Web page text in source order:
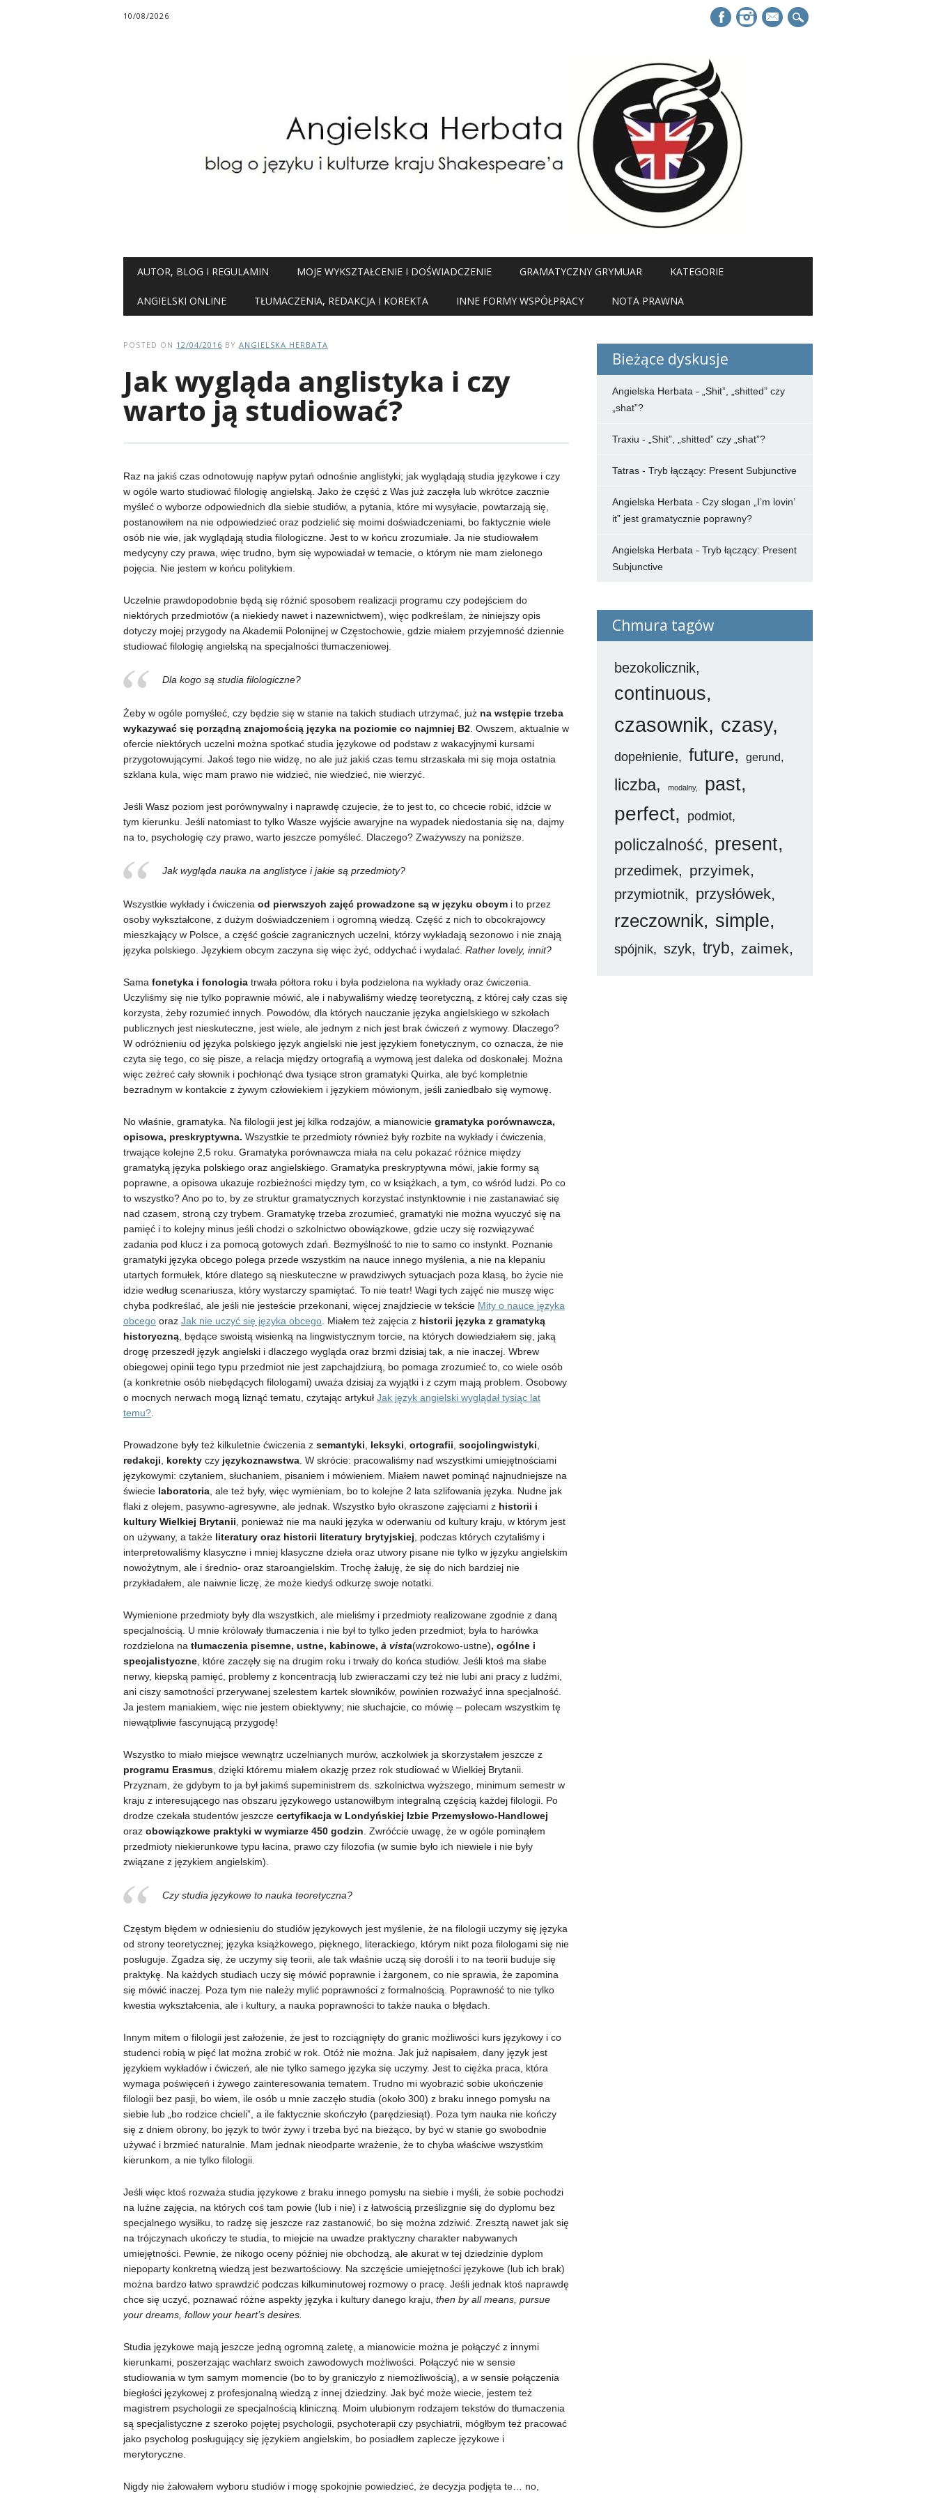
10/08/2026
mail
Main menu
AUTOR, BLOG I REGULAMIN MOJE WYKSZTAŁCENIE I DOŚWIADCZENIE GRAMATYCZNY GRYMUAR KATEGORIE
ANGIELSKI ONLINE TŁUMACZENIA, REDAKCJA I KOREKTA INNE FORMY WSPÓŁPRACY NOTA PRAWNA
POSTED ON 12/04/2016 BY ANGIELSKA HERBATA
Jak wygląda anglistyka i czy
warto ją studiować?
Raz na jakiś czas odnotowuję napływ pytań odnośnie anglistyki; jak wyglądają studia językowe i czy
w ogóle warto studiować filologię angielską. Jako że część z Was już zaczęła lub wkrótce zacznie
myśleć o wyborze odpowiednich dla siebie studiów, a pytania, które mi wysyłacie, powtarzają się,
postanowiłem na nie odpowiedzieć oraz podzielić się moimi doświadczeniami, bo faktycznie wiele
osób nie wie, jak wyglądają studia filologiczne. Jest to w końcu zrozumiałe. Ja nie studiowałem
medycyny czy prawa, więc trudno, bym się wypowiadał w temacie, o którym nie mam zielonego
pojęcia. Nie jestem w końcu politykiem.
Uczelnie prawdopodobnie będą się różnić sposobem realizacji programu czy podejściem do
niektórych przedmiotów (a niekiedy nawet i nazewnictwem), więc podkreślam, że niniejszy opis
dotyczy mojej przygody na Akademii Polonijnej w Częstochowie, gdzie miałem przyjemność dziennie
studiować filologię angielską na specjalności tłumaczeniowej.
Dla kogo są studia filologiczne?
Żeby w ogóle pomyśleć, czy będzie się w stanie na takich studiach utrzymać, już na wstępie trzeba
wykazywać się porządną znajomością języka na poziomie co najmniej B2. Owszem, aktualnie w
ofercie niektórych uczelni można spotkać studia językowe od podstaw z wakacyjnymi kursami
przygotowującymi. Jakoś tego nie widzę, no ale już jakiś czas temu strzaskała mi się moja ostatnia
szklana kula, więc mam prawo nie widzieć, nie wiedzieć, nie wierzyć.
Jeśli Wasz poziom jest porównywalny i naprawdę czujecie, że to jest to, co chcecie robić, idźcie w
tym kierunku. Jeśli natomiast to tylko Wasze wyjście awaryjne na wypadek niedostania się na, dajmy
na to, psychologię czy prawo, warto jeszcze pomyśleć. Dlaczego? Zważywszy na poniższe.
Jak wygląda nauka na anglistyce i jakie są przedmioty?
Wszystkie wykłady i ćwiczenia od pierwszych zajęć prowadzone są w języku obcymi to przez
osoby wykształcone, z dużym doświadczeniem i ogromną wiedzą. Część z nich to obcokrajowcy
mieszkający w Polsce, a część goście zagranicznych uczelni, którzy wykładają sezonowo i nie znają
języka polskiego. Językiem obcym zaczyna się więc żyć, oddychać i wydalać. Rather lovely, innit?
Sama fonetyka i fonologiatrwała półtora roku i była podzielona na wykłady oraz ćwiczenia.
Uczyliśmy się nie tylko poprawnie mówić, ale i nabywaliśmy wiedzę teoretyczną, z której cały czas się
korzysta, żeby rozumieć innych. Powodów, dla których nauczanie języka angielskiego w szkołach
publicznych jest nieskuteczne, jest wiele, ale jednym z nich jest brak ćwiczeń z wymowy. Dlaczego?
W odróżnieniu od języka polskiego język angielski nie jest językiem fonetycznym, co oznacza, że nie
czyta się tego, co się pisze, a relacja między ortografią a wymową jest daleka od doskonałej. Można
więc zeżreć cały słownik i pochłonąć dwa tysiące stron gramatyki Quirka, ale być kompletnie
bezradnym w kontakcie z żywym człowiekiem i językiem mówionym, jeśli zaniedbało się wymowę.
No właśnie, gramatyka. Na filologii jest jej kilka rodzajów, a mianowiciegramatyka porównawcza,
opisowa, preskryptywna. Wszystkie te przedmioty również były rozbite na wykłady i ćwiczenia,
trwające kolejne 2,5 roku. Gramatyka porównawcza miała na celu pokazać różnice między
gramatyką języka polskiego oraz angielskiego. Gramatyka preskryptywna mówi, jakie formy są
poprawne, a opisowa ukazuje rozbieżności między tym, co w książkach, a tym, co wśród ludzi. Po co
to wszystko? Ano po to, by ze struktur gramatycznych korzystać instynktownie i nie zastanawiać się
nad czasem, stroną czy trybem. Gramatykę trzeba zrozumieć, gramatyki nie można wyuczyć się na
pamięć i to kolejny minus jeśli chodzi o szkolnictwo obowiązkowe, gdzie uczy się rozwiązywać
zadania pod klucz i za pomocą gotowych zdań. Bezmyślność to nie to samo co instynkt. Poznanie
gramatyki języka obcego polega przede wszystkim na nauce innego myślenia, a nie na klepaniu
utartych formułek, które dlatego są nieskuteczne w prawdziwych sytuacjach poza klasą, bo życie nie
idzie według scenariusza, który wystarczy spamiętać. To nie teatr! Wagi tych zajęć nie muszę więc
chyba podkreślać, ale jeśli nie jesteście przekonani, więcej znajdziecie w tekście Mity o nauce języka
obcegooraz Jak nie uczyć się języka obcego. Miałem też zajęcia z historii języka z gramatyką
historyczną, będące swoistą wisienką na lingwistycznym torcie, na których dowiedziałem się, jaką
drogę przeszedł język angielski i dlaczego wygląda oraz brzmi dzisiaj tak, a nie inaczej. Wbrew
obiegowej opinii tego typu przedmiot nie jest zapchajdziurą, bo pomaga zrozumieć to, co wiele osób
(a konkretnie osób niebędących filologami) uważa dzisiaj za wyjątki i z czym mają problem. Osobowy
o mocnych nerwach mogą liznąć tematu, czytając artykuł Jak język angielski wyglądał tysiąc lat
temu?.
Prowadzone były też kilkuletnie ćwiczenia z semantyki leksyki ortografii socjolingwistyki
redakcji
korekty czy językoznawstwa. W skrócie: pracowaliśmy nad wszystkimi umiejętnościami
językowymi: czytaniem, słuchaniem, pisaniem i mówieniem. Miałem nawet pominąć najnudniejsze na
świecie laboratoria, ale też były, więc wymieniam, bo to kolejne 2 lata szlifowania języka. Nudne jak
flaki z olejem, pasywno-agresywne, ale jednak. Wszystko było okraszone zajęciami z historii i
kultury Wielkiej Brytanii , ponieważ nie ma nauki języka w oderwaniu od kultury kraju, w którym jest
on używany, a także literatury oraz historii literatury brytyjskiej , podczas których czytaliśmy i
interpretowaliśmy klasyczne i mniej klasyczne dzieła oraz utwory pisane nie tylko w języku angielskim
nowożytnym, ale i średnio- oraz staroangielskim. Trochę żałuję, że się do nich bardziej nie
przykładałem, ale naiwnie liczę, że może kiedyś odkurzę swoje notatki.
Wymienione przedmioty były dla wszystkich, ale mieliśmy i przedmioty realizowane zgodnie z daną
specjalnością. U mnie królowały tłumaczenia i nie był to tylko jeden przedmiot; była to harówka
rozdzielona na tłumaczenia pisemne, ustne, kabinowe, à vista(wzrokowo-ustne), ogólne i
specjalistyczne, które zaczęły się na drugim roku i trwały do końca studiów. Jeśli ktoś ma słabe
nerwy, kiepską pamięć, problemy z koncentracją lub zwieraczami czy też nie lubi ani pracy z ludźmi,
ani ciszy samotności przerywanej szelestem kartek słowników, powinien rozważyć inna specjalność.
Ja jestem maniakiem, więc nie jestem obiektywny; nie słuchajcie, co mówię – polecam wszystkim tę
niewątpliwie fascynującą przygodę!
Wszystko to miało miejsce wewnątrz uczelnianych murów, aczkolwiek ja skorzystałem jeszcze z
programu Erasmus, dzięki któremu miałem okazję przez rok studiować w Wielkiej Brytanii.
Przyznam, że gdybym to ja był jakimś supeministrem ds. szkolnictwa wyższego, minimum semestr w
kraju z interesującego nas obszaru językowego ustanowiłbym integralną częścią każdej filologii. Po
drodze czekała studentów jeszcze certyfikacja w Londyńskiej Izbie Przemysłowo-Handlowej
oraz obowiązkowe praktyki w wymiarze 450 godzin . Zwróćcie uwagę, że w ogóle pominąłem
przedmioty niekierunkowe typu łacina, prawo czy filozofia (w sumie było ich niewiele i nie były
związane z językiem angielskim).
Czy studia językowe to nauka teoretyczna?
Częstym błędem w odniesieniu do studiów językowych jest myślenie, że na filologii uczymy się języka
od strony teoretycznej; języka książkowego, pięknego, literackiego, którym nikt poza filologami się nie
posługuje. Zgadza się, że uczymy się teorii, ale tak właśnie uczą się dorośli i to na teorii buduje się
praktykę. Na każdych studiach uczy się mówić poprawnie i żargonem, co nie sprawia, że zapomina
się mówić inaczej. Poza tym nie należy mylić poprawności z formalnością. Poprawność to nie tylko
kwestia wykształcenia, ale i kultury, a nauka poprawności to także nauka o błędach.
Innym mitem o filologii jest założenie, że jest to rozciągnięty do granic możliwości kurs językowy i co
studenci robią w pięć lat można zrobić w rok. Otóż nie można. Jak już napisałem, dany język jest
językiem wykładów i ćwiczeń, ale nie tylko samego języka się uczymy. Jest to ciężka praca, która
wymaga poświęceń i żywego zainteresowania tematem. Trudno mi wyobrazić sobie ukończenie
filologii bez pasji, bo wiem, ile osób u mnie zaczęło studia (około 300) z braku innego pomysłu na
siebie lub „bo rodzice chcieli”, a ile faktycznie skończyło (parędziesiąt). Poza tym nauka nie kończy
się z dniem obrony, bo język to twór żywy i trzeba być na bieżąco, by być w stanie go swobodnie
używać i brzmieć naturalnie. Mam jednak nieodparte wrażenie, że to chyba właściwe wszystkim
kierunkom, a nie tylko filologii.
Jeśli więc ktoś rozważa studia językowe z braku innego pomysłu na siebie i myśli, że sobie pochodzi
na luźne zajęcia, na których coś tam powie (lub i nie) i z łatwością prześlizgnie się do dyplomu bez
specjalnego wysiłku, to radzę się jeszcze raz zastanowić, bo się można zdziwić. Zresztą nawet jak się
na trójczynach ukończy te studia, to miejcie na uwadze praktyczny charakter nabywanych
umiejętności. Pewnie, że nikogo oceny później nie obchodzą, ale akurat w tej dziedzinie dyplom
niepoparty konkretną wiedzą jest bezwartościowy. Na szczęście umiejętności językowe (lub ich brak)
można bardzo łatwo sprawdzić podczas kilkuminutowej rozmowy o pracę. Jeśli jednak ktoś naprawdę
chce się uczyć, poznawać różne aspekty języka i kultury danego kraju, then by all means, pursue
your dreams, follow your heart’s desires.
Studia językowe mają jeszcze jedną ogromną zaletę, a mianowicie można je połączyć z innymi
kierunkami, poszerzając wachlarz swoich zawodowych możliwości. Połączyć nie w sensie
studiowania w tym samym momencie (bo to by graniczyło z niemożliwością), a w sensie połączenia
biegłości językowej z profesjonalną wiedzą z innej dziedziny. Jak być może wiecie, jestem też
magistrem psychologii ze specjalnością kliniczną. Moim ulubionym rodzajem tekstów do tłumaczenia
są specjalistyczne z szeroko pojętej psychologii, psychoterapii czy psychiatrii, mógłbym też pracować
jako psycholog posługujący się językiem angielskim, bo posiadłem zaplecze językowe i
merytoryczne.
Nigdy nie żałowałem wyboru studiów i mogę spokojnie powiedzieć, że decyzja podjęta te… no,
Bieżące dyskusje
Angielska Herbata -
„Shit”, „shitted” czy
„shat”?
Traxiu - „Shit”, „shitted” czy „shat”?
Tatras- Tryb łączący: Present Subjunctive
Angielska Herbata - Czy slogan „I’m lovin’
it” jest gramatycznie poprawny?
Angielska Herbata - Tryb łączący: Present
Subjunctive
Chmura tagów
bezokolicznik
continuous
czasownik czasy
dopełnienie future gerund
liczba modalny past
perfect podmiot
policzalność present
przedimek przyimek
przymiotnik przysłówek
rzeczownik simple
spójnik szyk tryb zaimek